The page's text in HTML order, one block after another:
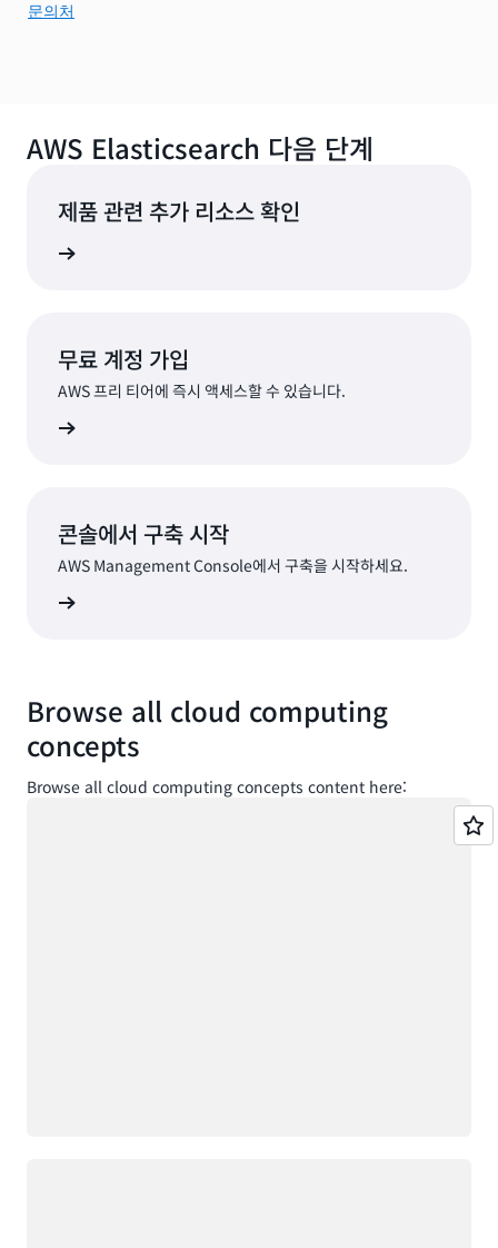
문의처
AWS Elasticsearch 다음 단계
제품 관련 추가 리소스 확인
무료 계정 가입
AWS 프리 티어에 즉시 액세스할 수 있습니다.
콘솔에서 구축 시작
AWS Management Console에서 구축을 시작하세요.
Browse all cloud computing
concepts
Browse all cloud computing concepts content here: